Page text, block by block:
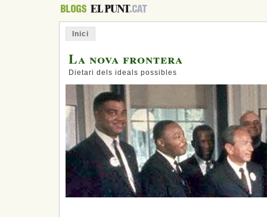
Inici
La nova frontera
Dietari dels ideals possibles